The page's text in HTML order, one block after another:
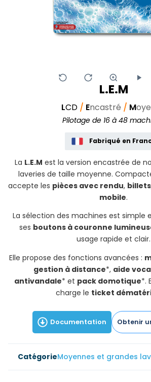
L.E.M
LCD / Encastré / M
Pilotage de 16 à 48
Fabriqué en
La L.E.M est la version encastrée de
laveries de taille moyenne.
accepte les pièces avec rendu, billets
mobile.
La sélection des machines est simple
ses boutons à couronne
usage rapide et clair.
Elle propose des fonctions avancées :
gestion à distance*, aide
antivandale* et pack domotique*.
charge le ticket
Documentation Obtenir
Moyennes et grandes